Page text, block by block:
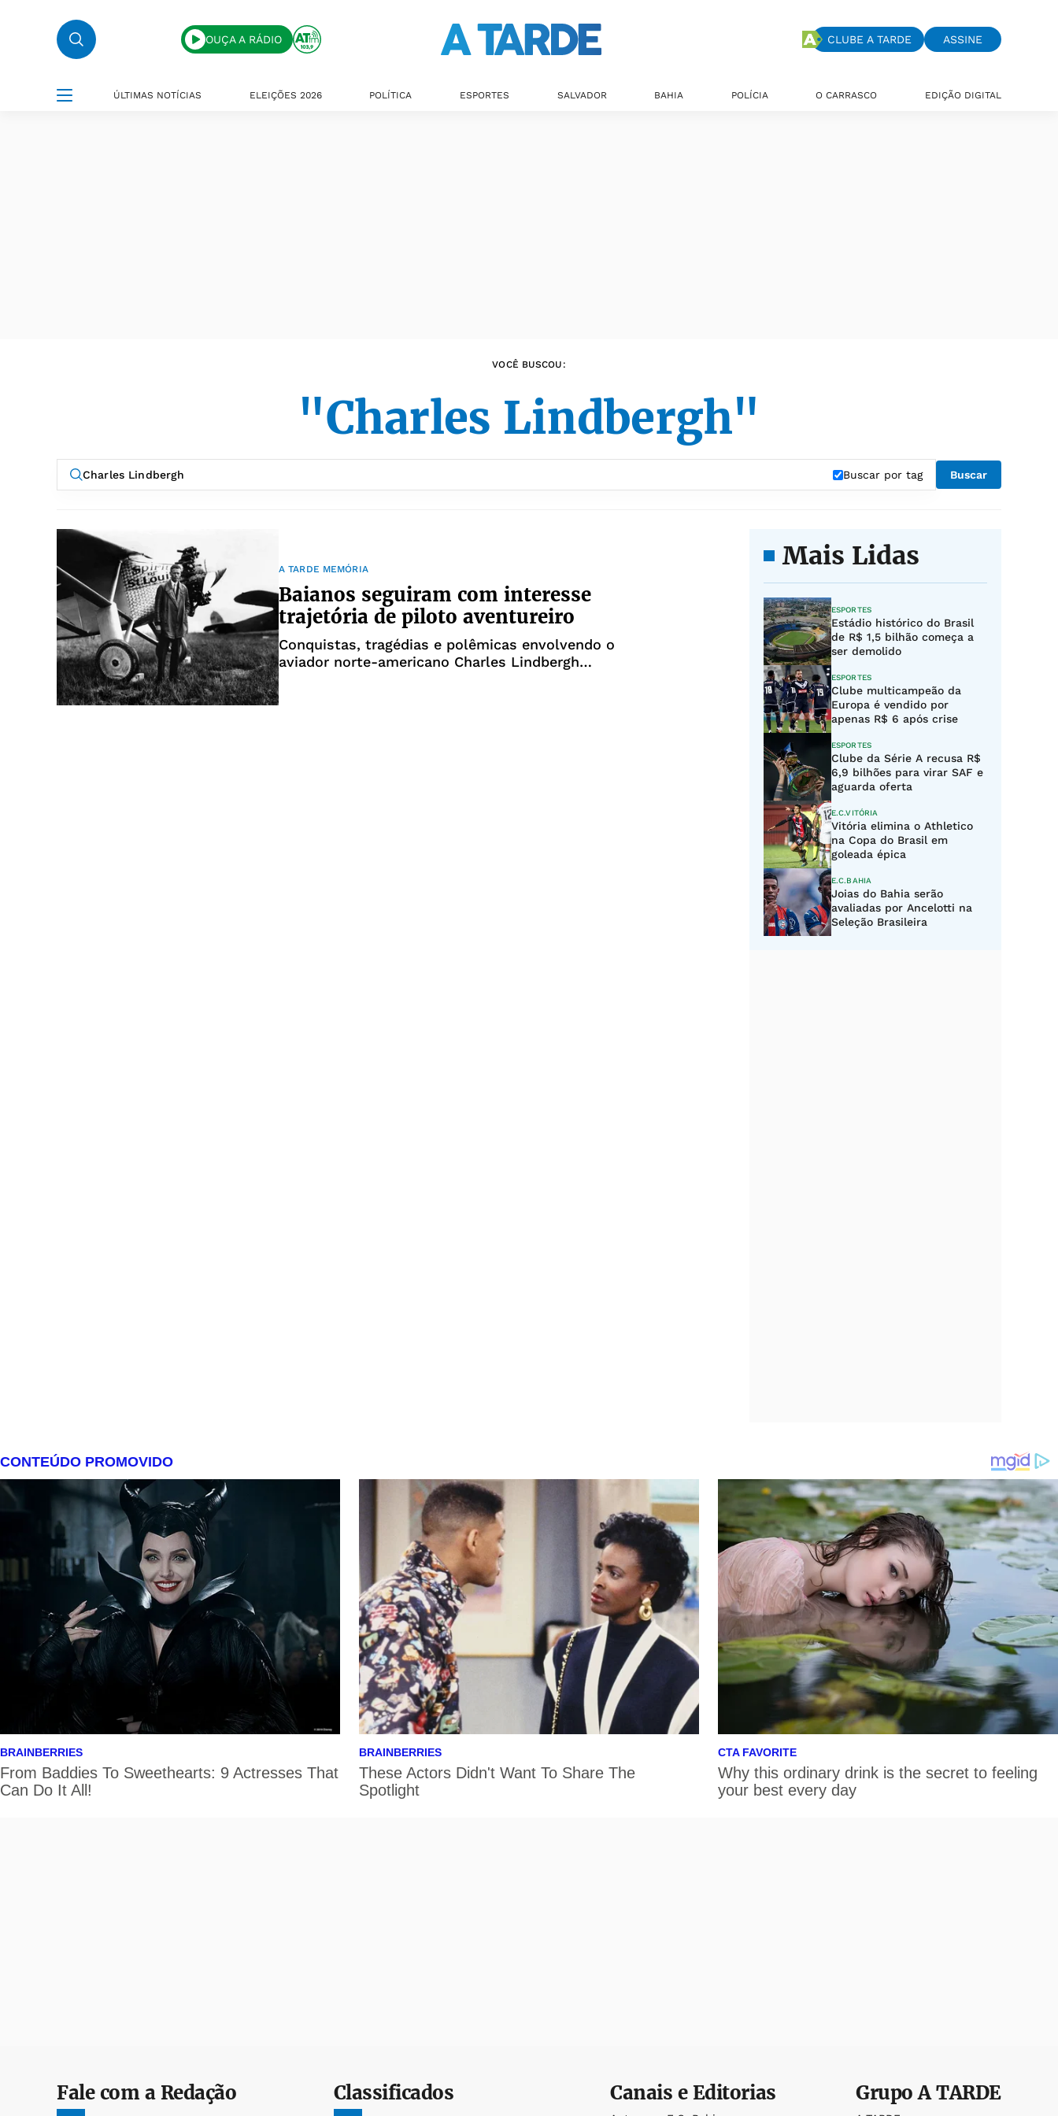
OUÇA A RÁDIO CLUBE A TARDE ASSINE
ÚLTIMAS NOTÍCIAS ELEIÇÕES 2026 POLÍTICA ESPORTES SALVADOR BAHIA POLÍCIA O CARRASCO EDIÇÃO DIGITAL
VOCÊ BUSCOU:
"Charles Lindbergh"
Buscar por tag Buscar
A TARDE MEMÓRIA
Baianos seguiram com interesse
trajetória de piloto aventureiro
Conquistas, tragédias e polêmicas envolvendo o
aviador norte-americano Charles Lindbergh
Mais Lidas
ESPORTES
Estádio histórico do Brasil
de R$ 1,5 bilhão começa a
ser demolido
ESPORTES
Clube multicampeão da
Europa é vendido por
apenas R$ 6 após crise
ESPORTES
Clube da Série A recusa R$
6,9 bilhões para virar SAF e
aguarda oferta
E.C.VITÓRIA
Vitória elimina o Athletico
na Copa do Brasil em
goleada épica
E.C.BAHIA
Joias do Bahia serão
avaliadas por Ancelotti na
Seleção Brasileira
Fale com a Redação Classificados Canais e Editorias GrupoA TARDE